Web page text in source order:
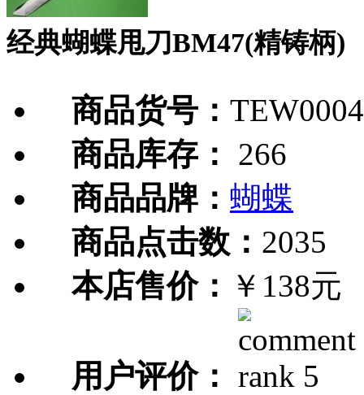
经典蝴蝶甩刀BM47(精铸柄)
商品货号：
商品库存：
266
商品品牌： 蝴蝶
商品点击数： 2035
本店售价： ￥138元
用户评价：